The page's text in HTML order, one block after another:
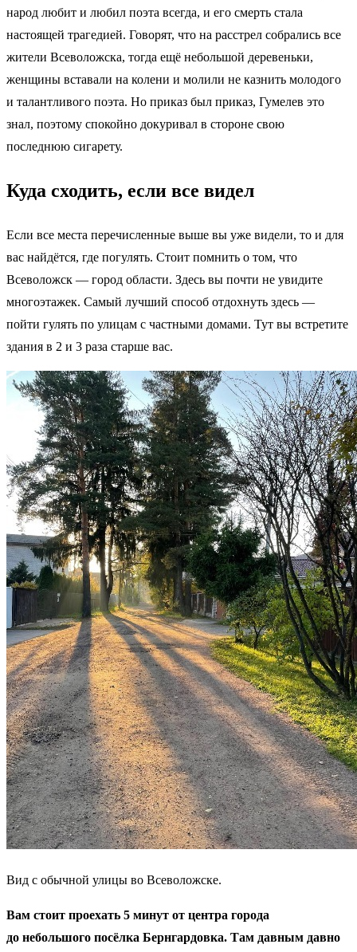
народ любит и любил поэта всегда, и его смерть стала
настоящей трагедией. Говорят, что на расстрел собрались все
жители Всеволожска, тогда ещё небольшой деревеньки,
женщины вставали на колени и молили не казнить молодого
и талантливого поэта. Но приказ был приказ, Гумелев это
знал, поэтому спокойно докуривал в стороне свою
последнюю сигарету.
Куда сходить, если все видел
Если все места перечисленные выше вы уже видели, то и для
вас найдётся, где погулять. Стоит помнить о том, что
Всеволожск — город области. Здесь вы почти не увидите
многоэтажек. Самый лучший способ отдохнуть здесь —
пойти гулять по улицам с частными домами. Тут вы встретите
здания в 2 и 3 раза старше вас.
Вид с обычной улицы во Всеволожске.
Вам стоит проехать 5 минут от центра города
до небольшого посёлка Бернгардовка. Там давным давно